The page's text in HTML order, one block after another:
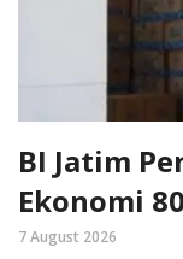
BI Jatim
Ekonomi
7 August 2026